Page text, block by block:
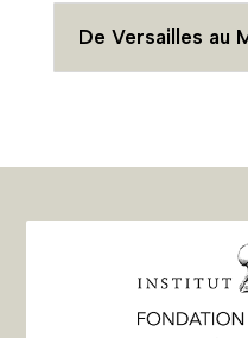
De Versailles au